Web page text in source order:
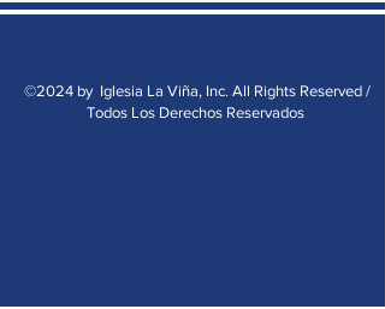
©2024 by Iglesia La Viña, Inc. All Rights Reserved /
Todos Los Derechos Reservados